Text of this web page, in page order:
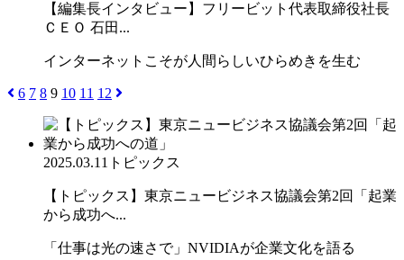
【編集長インタビュー】フリービット代表取締役社長
ＣＥＯ 石田...
インターネットこそが人間らしいひらめきを生む
6 7 8 9 10 11 12
2025.03.11 トピックス
【トピックス】東京ニュービジネス協議会第2回「起業
から成功へ...
「仕事は光の速さで」NVIDIAが企業文化を語る